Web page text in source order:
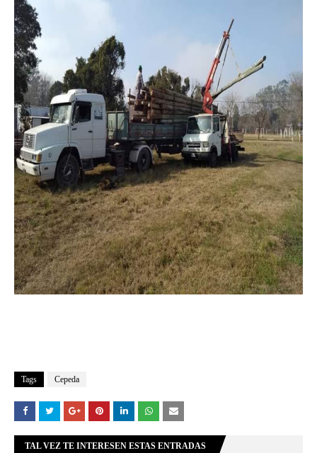
Tags Cepeda
TAL VEZ TE INTERESEN ESTAS ENTRADAS